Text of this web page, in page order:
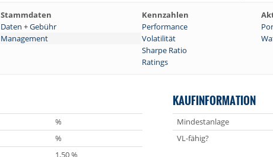
Stammdaten Kennzahlen
Daten + Gebühr Performance
Management Volatilität
Sharpe Ratio
Ratings
%
%
1,50 %
KAUFINFORMATION
Mindestanlage
VL-fähig?